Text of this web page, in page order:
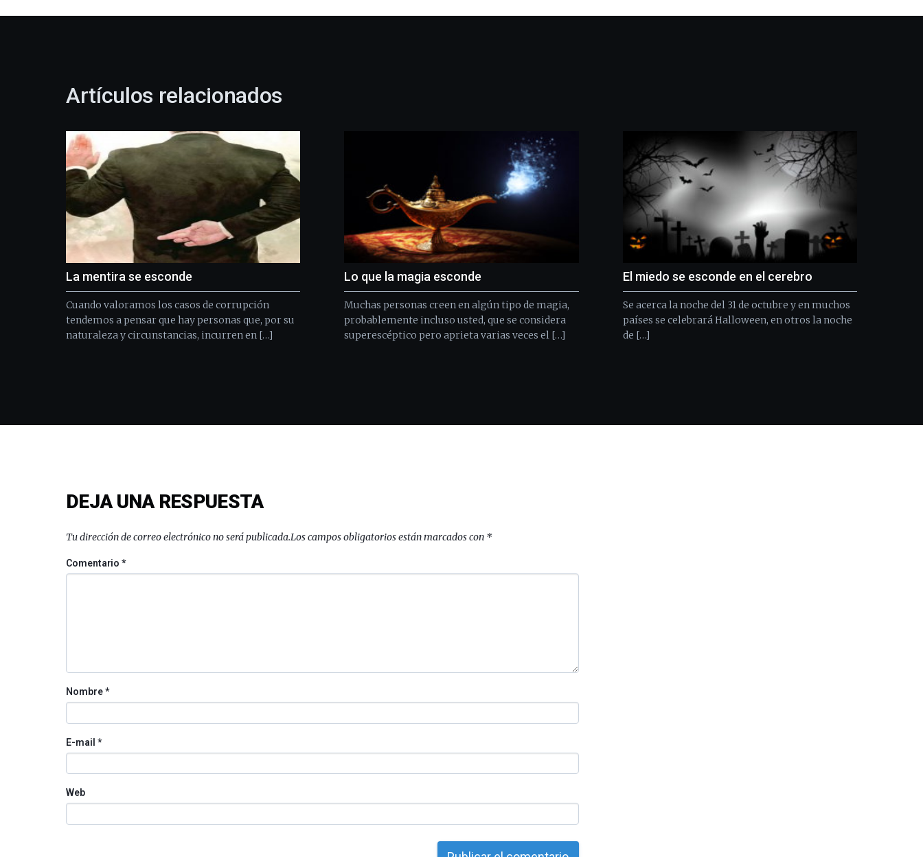
la
(BZP),
un
festival
que
llenará
ciudad
de
exposiciones,
conferencias,
docufórums
y
espectáculos
al
Artículos relacionados
La mentira se esconde
Cuando valoramos los casos de corrupción
tendemos a pensar que hay personas que, por su
naturaleza y circunstancias, incurren en […]
Lo que la magia esconde
Muchas personas creen en algún tipo de magia,
probablemente incluso usted, que se considera
superescéptico pero aprieta varias veces el […]
El miedo se esconde en el cerebro
Se acerca la noche del 31 de octubre y en muchos
países se celebrará Halloween, en otros la noche
de […]
DEJA UNA RESPUESTA
Tu dirección de correo electrónico no será publicada.Los campos obligatorios están marcados con *
Comentario*
Nombre*
E-mail *
Web